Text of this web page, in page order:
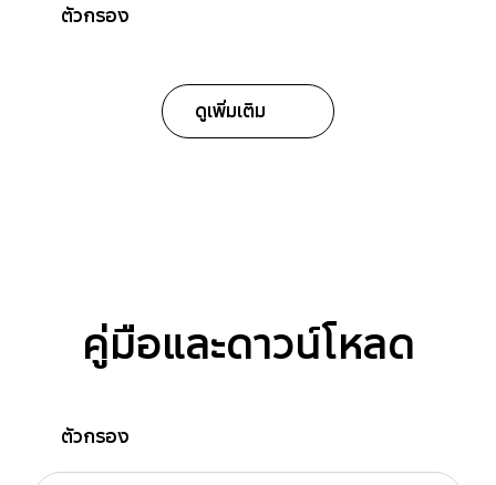
ตัวกรอง
ดูเพิ่มเติม
คู่มือและดาวน์โหลด
ตัวกรอง